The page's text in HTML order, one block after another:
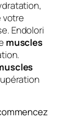
votre
Endolori
muscles